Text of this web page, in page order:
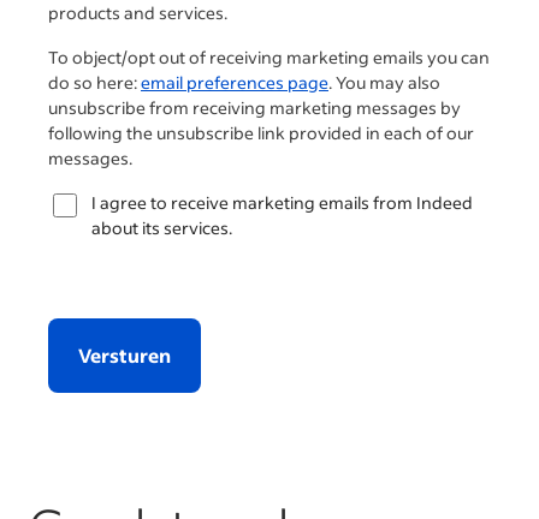
products and services.
To object/opt out of receiving marketing emails you can
do so here:email preferences page. You may also
unsubscribe from receiving marketing messages by
following the unsubscribe link provided in each of our
messages.
I agree to receive marketing emails from Indeed
about its services.
Versturen